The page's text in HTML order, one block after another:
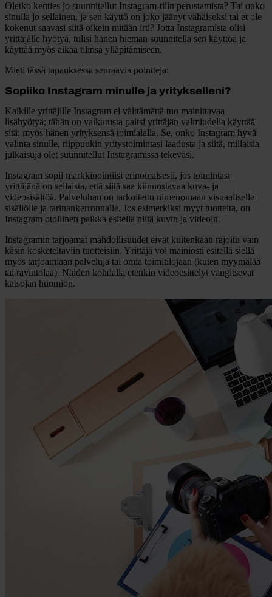
Oletko kenties jo suunnitellut Instagram-tilin perustamista? Tai onko
sinulla jo sellainen, ja sen käyttö on joko jäänyt vähäiseksi tai et ole
kokenut saavasi siitä oikein mitään irti? Jotta Instagramista olisi
yrittäjälle hyötyä, tulisi hänen hieman suunnitella sen käyttöä ja
käyttää myös aikaa tilinsä ylläpitämiseen.
Mieti tässä tapauksessa seuraavia pointteja:
Sopiiko Instagram minulle ja yritykselleni?
Kaikille yrittäjille Instagram ei välttämättä tuo mainittavaa
lisähyötyä; tähän on vaikutusta paitsi yrittäjän valmiudella käyttää
sitä, myös hänen yrityksensä toimialalla. Se, onko Instagram hyvä
valinta sinulle, riippuukin yritystoimintasi laadusta ja siitä, millaisia
julkaisuja olet suunnitellut Instagramissa tekeväsi.
Instagram sopii markkinointiisi erinomaisesti, jos toimintasi
yrittäjänä on sellaista, että siitä saa kiinnostavaa kuva- ja
videosisältöä. Palveluhan on tarkoitettu nimenomaan visuaaliselle
sisällölle ja tarinankerronnalle. Jos esimerkiksi myyt tuotteita, on
Instagram otollinen paikka esitellä niitä kuvin ja videoin.
Instagramin tarjoamat mahdollisuudet eivät kuitenkaan rajoitu vain
käsin kosketeltaviin tuotteisiin. Yrittäjä voi mainiosti esitellä siellä
myös tarjoamiaan palveluja tai omia toimitilojaan (kuten myymälää
tai ravintolaa). Näiden kohdalla etenkin videoesittelyt vangitsevat
katsojan huomion.